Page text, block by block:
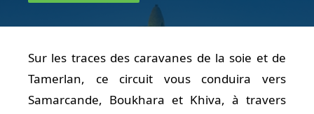
Sur les traces des caravanes de la soie et de
Tamerlan, ce circuit vous conduira vers
Samarcande, Boukhara et Khiva, à travers